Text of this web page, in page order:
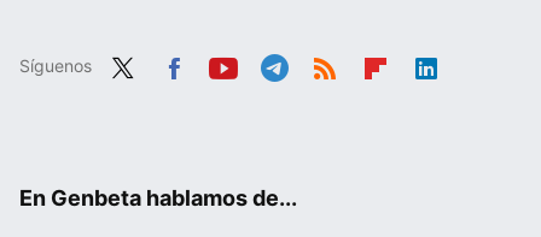
Síguenos
En Genbeta hablamos de...